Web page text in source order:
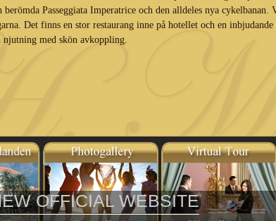
OFFICIAL WEBSITE
Passeggiata Imperatrice och den alldeles nya cykelbanan.
Det finns en stor restaurang inne på hotellet och en
med skön avkoppling.